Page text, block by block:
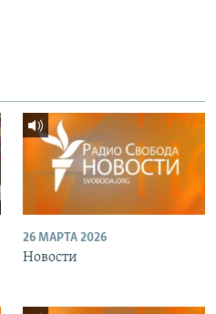
26 МАРТА 2026
Новости